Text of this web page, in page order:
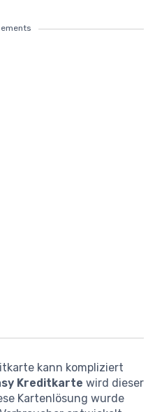
kann kompliziert
Kreditkarte wird dieser
Kartenlösung wurde